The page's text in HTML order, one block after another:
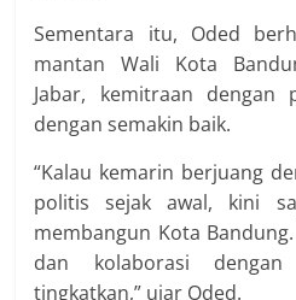
Sementara itu, Oded
mantan Wali Kota
Jabar, kemitraan dengan
dengan semakin baik.
“Ka­lau kemarin berjuang
politis sejak awal, kini
membangun Kota
dan kolaborasi
tingkatkan,” ujar Oded.